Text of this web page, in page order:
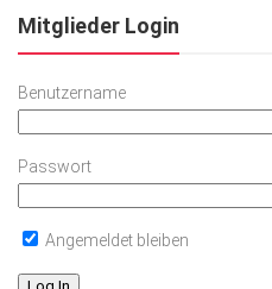
Mitglieder Login
Benutzername
Passwort
Angemeldet bleiben